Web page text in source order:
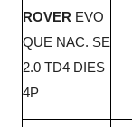
ROVER EVO
QUE NAC. SE
2.0 TD4 DIES
4P